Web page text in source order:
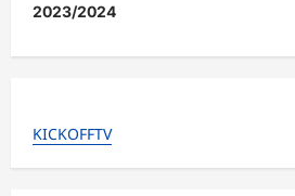
n
a
g
2023/2024
KICKOFFTV